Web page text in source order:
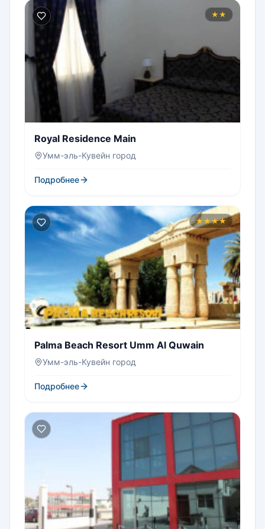
★★
Royal Residence Main
Умм-эль-Кувейн город
Подробнее
★★★★
Palma Beach Resort Umm Al Quwain
Умм-эль-Кувейн город
Подробнее